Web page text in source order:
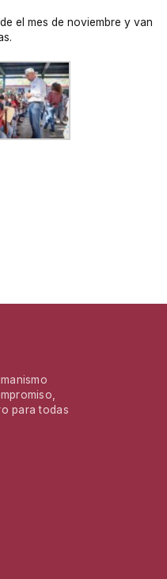
el mes de noviembre y van
para todas